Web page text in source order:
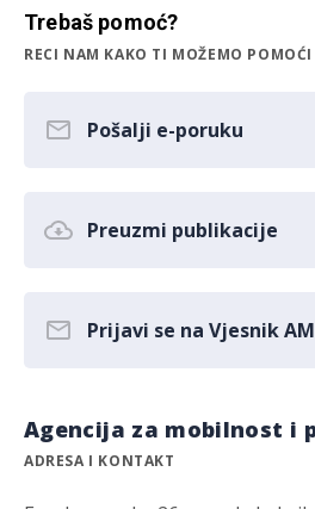
Trebaš pomoć?
RECI NAM KAKO TI MOŽEMO POMOĆI
Pošalji e-poruku
Preuzmi publikacije
Prijavi se na Vjesnik
Agencija za mobilnost i
ADRESA I KONTAKT